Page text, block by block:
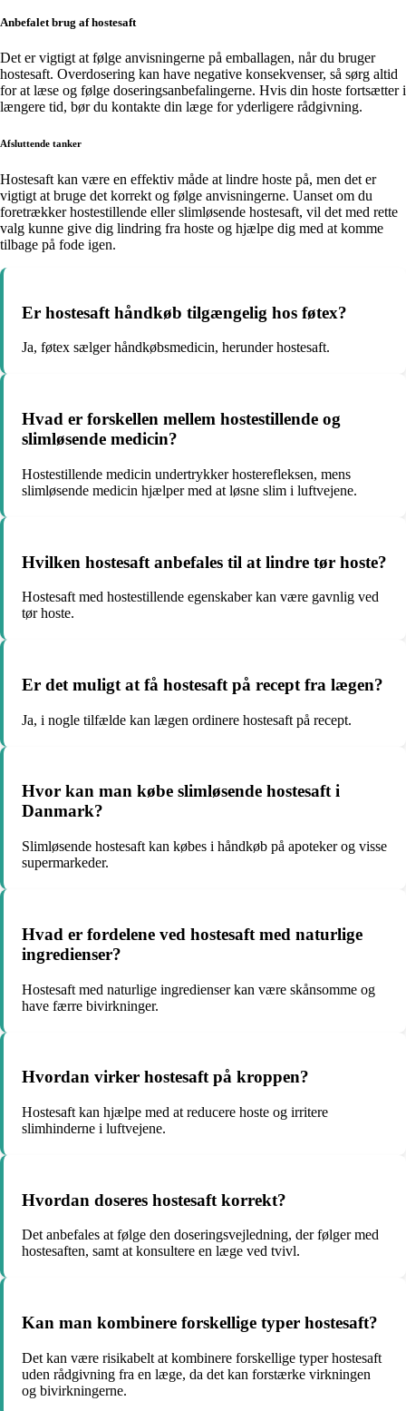
Anbefalet brug af hostesaft
Det er vigtigt at følge anvisningerne på emballagen, når du bruger
hostesaft. Overdosering kan have negative konsekvenser, så sørg altid
for at læse og følge doseringsanbefalingerne. Hvis din hoste fortsætter i
længere tid, bør du kontakte din læge for yderligere rådgivning.
Afsluttende tanker
Hostesaft kan være en effektiv måde at lindre hoste på, men det er
vigtigt at bruge det korrekt og følge anvisningerne. Uanset om du
foretrækker hostestillende eller slimløsende hostesaft, vil det med rette
valg kunne give dig lindring fra hoste og hjælpe dig med at komme
tilbage på fode igen.
Er hostesaft håndkøb tilgængelig hos føtex?
Ja, føtex sælger håndkøbsmedicin, herunder hostesaft.
Hvad er forskellen mellem hostestillende og
slimløsende medicin?
Hostestillende medicin undertrykker hosterefleksen, mens
slimløsende medicin hjælper med at løsne slim i luftvejene.
Hvilken hostesaft anbefales til at lindre tør hoste?
Hostesaft med hostestillende egenskaber kan være gavnlig ved
tør hoste.
Er det muligt at få hostesaft på recept fra lægen?
Ja, i nogle tilfælde kan lægen ordinere hostesaft på recept.
Hvor kan man købe slimløsende hostesaft i
Danmark?
Slimløsende hostesaft kan købes i håndkøb på apoteker og visse
supermarkeder.
Hvad er fordelene ved hostesaft med naturlige
ingredienser?
Hostesaft med naturlige ingredienser kan være skånsomme og
have færre bivirkninger.
Hvordan virker hostesaft på kroppen?
Hostesaft kan hjælpe med at reducere hoste og irritere
slimhinderne i luftvejene.
Hvordan doseres hostesaft korrekt?
Det anbefales at følge den doseringsvejledning, der følger med
hostesaften, samt at konsultere en læge ved tvivl.
Kan man kombinere forskellige typer hostesaft?
Det kan være risikabelt at kombinere forskellige typer hostesaft
uden rådgivning fra en læge, da det kan forstærke virkningen
og bivirkningerne.